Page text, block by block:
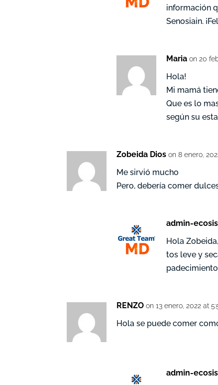
información
Senosiain.
Maria on 20
Hola!
Mi mamá
Que es lo
según su
Zobeida Dios on 8 enero,
Me sirvió mucho
Pero, debería comer
admin-
Hola
tos leve y
RENZO on 13 enero, 2022 at
Hola se puede comer
admin-